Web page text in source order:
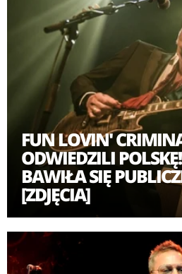
FUN LOVIN'
ODWIEDZILI
BAWIŁA SIĘ
[ZDJĘCIA]